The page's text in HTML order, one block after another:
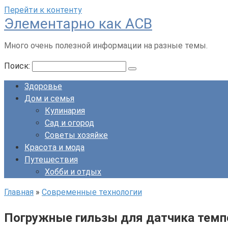
Перейти к контенту
Элементарно как ACB
Много очень полезной информации на разные темы.
Поиск:
Здоровье
Дом и семья
Кулинария
Сад и огород
Советы хозяйке
Красота и мода
Путешествия
Хобби и отдых
Главная » Современные технологии
Погружные гильзы для датчика